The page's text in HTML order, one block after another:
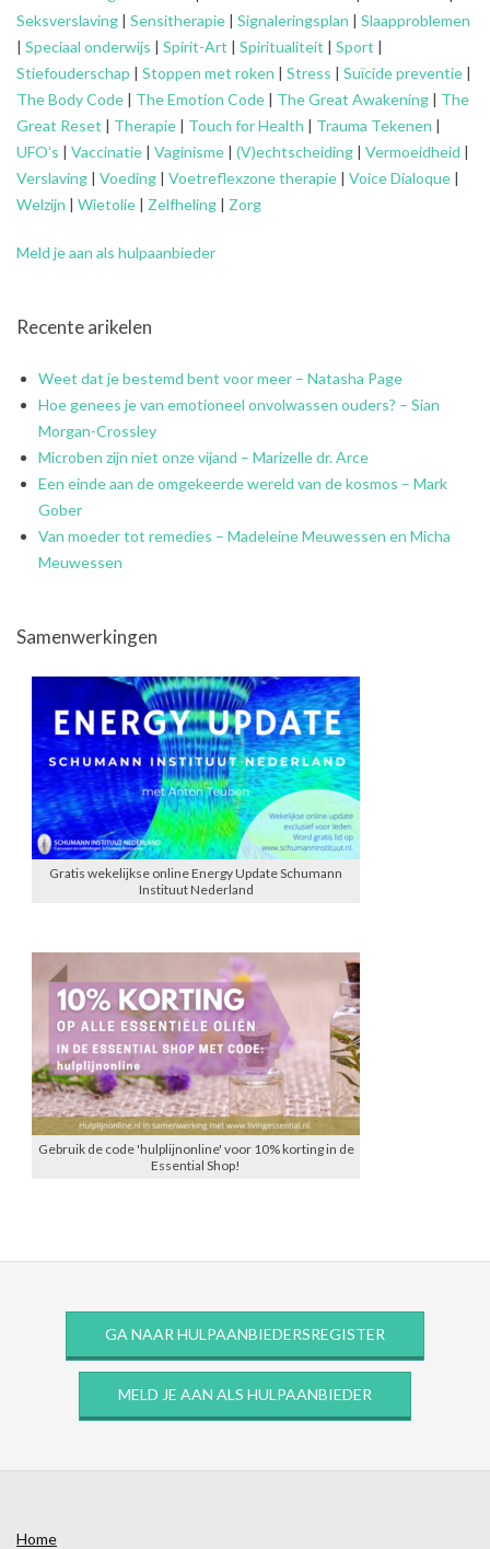
Seksverslaving | Sensitherapie | Signaleringsplan | Slaapproblemen
| Speciaal onderwijs | Spirit-Art | Spiritualiteit | Sport |
Stiefouderschap | Stoppen met roken | Stress | Suïcide preventie |
The Body Code | The Emotion Code | The Great Awakening | The
Great Reset | Therapie | Touch for Health | Trauma Tekenen |
UFO’s | Vaccinatie | Vaginisme | (V)echtscheiding | Vermoeidheid |
Verslaving | Voeding | Voetreflexzone therapie | Voice Dialoque |
Welzijn | Wietolie | Zelfheling | Zorg
Meld je aan als hulpaanbieder
Recente arikelen
Weet dat je bestemd bent voor meer – Natasha Page
Hoe genees je van emotioneel onvolwassen ouders? – Sian
Morgan-Crossley
Microben zijn niet onze vijand – Marizelle dr. Arce
Een einde aan de omgekeerde wereld van de kosmos – Mark
Gober
Van moeder tot remedies – Madeleine Meuwessen en Micha
Meuwessen
Samenwerkingen
Gratis wekelijkse online Energy Update Schumann
Instituut Nederland
Gebruik de code 'hulplijnonline' voor 10% korting in de
Essential Shop!
GA NAAR HULPAANBIEDERSREGISTER
MELD JE AAN ALS HULPAANBIEDER
Home